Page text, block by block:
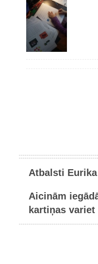
Atbalsti
Aicinām
kartiņas variet